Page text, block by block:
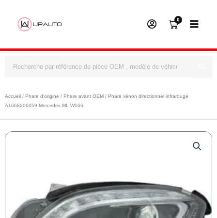
0
Panier
Accueil / Phare d'origine / Phare avant OEM / Phare xénon directionnel infrarouge
A1668206059 Mercedes ML W166